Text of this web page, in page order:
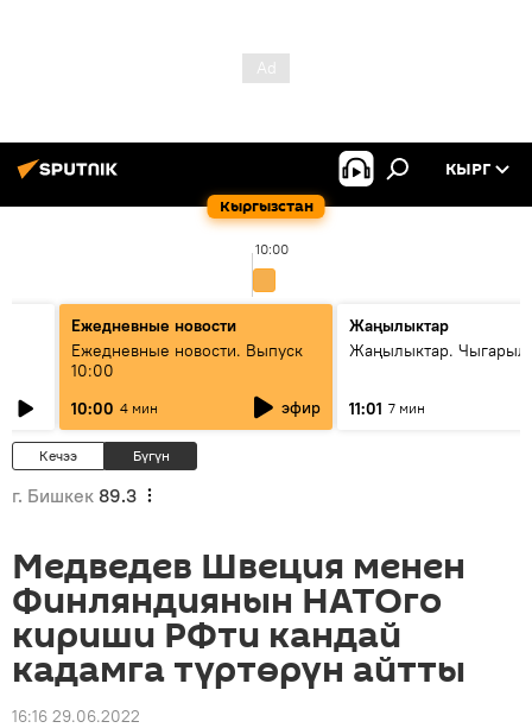
Кыргызстан
КЫРГ
10:00
Ежедневные новости
Ежедневные новости. Выпуск
10:00
10:00 4 мин эфир
Жаңылыктар
Жаңылыктар.
11:01 7 мин
Кечээ Бүгүн
г. Бишкек 89.3
Медведев Швеция менен
Финляндиянын НАТОго
кириши РФти кандай
кадамга түртөрүн айтты
16:16 29.06.2022